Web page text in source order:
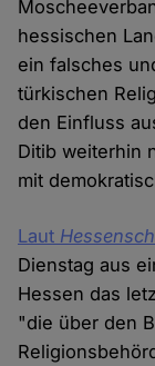
hessischen
ein falsches
türkischen
den Einfluss
Ditib weiterhin
mit
Laut
Dienstag aus
Hessen das
"die über den